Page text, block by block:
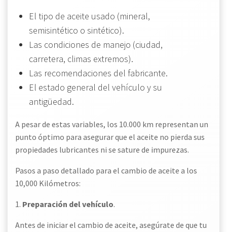
El tipo de aceite usado (mineral,
semisintético o sintético).
Las condiciones de manejo (ciudad,
carretera, climas extremos).
Las recomendaciones del fabricante.
El estado general del vehículo y su
antigüedad.
A pesar de estas variables, los 10.000 km representan un
punto óptimo para asegurar que el aceite no pierda sus
propiedades lubricantes ni se sature de impurezas.
Pasos a paso detallado para el cambio de aceite a los
10,000 Kilómetros:
1. Preparación del vehículo.
Antes de iniciar el cambio de aceite, asegúrate de que tu